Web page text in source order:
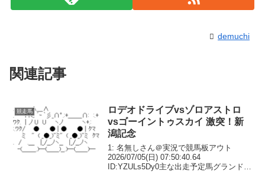
demuchi
関連記事
競走馬
ロデオドライブvsゾロアストロ
vsゴーイントゥスカイ 激突！新
潟記念
1: 名無しさん＠実況で競馬板アウト
2026/07/05(日) 07:50:40.64
ID:YZULs5Dy0主な出走予定馬グランドカ